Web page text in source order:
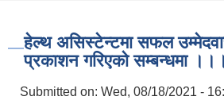
हेल्थ असिस्टेन्टमा सफल
प्रकाशन गरिएकाे सम्बन्धमा ।।।
Submitted on: Wed, 08/18/2021 -